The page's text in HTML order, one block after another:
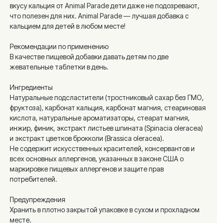
вкусу кальция от Animal Parade дети даже не подозревают,
что полезен для них. Animal Parade — лучшая добавка с
кальцием для детей в любом месте!
Рекомендации по применению
В качестве пищевой добавки давать детям по две
жевательные таблетки в день.
Ингредиенты
Натуральные подсластители (тростниковый сахар без ГМО,
фруктоза), карбонат кальция, карбонат магния, стеариновая
кислота, натуральные ароматизаторы, стеарат магния,
инжир, финик, экстракт листьев шпината (Spinacia oleracea)
и экстракт цветков брокколи (Brassica oleracea).
Не содержит искусственных красителей, консервантов и
всех основных аллергенов, указанных в законе США о
маркировке пищевых аллергенов и защите прав
потребителей.
Предупреждения
Хранить в плотно закрытой упаковке в сухом и прохладном
месте.